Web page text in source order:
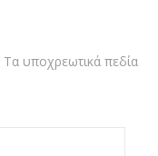
Τα υποχρεωτικά πεδία